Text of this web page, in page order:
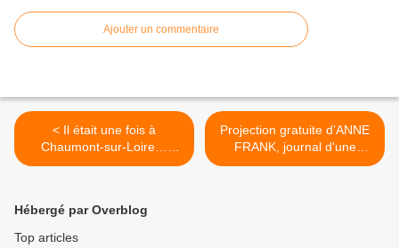
Ajouter un commentaire
< Il était une fois à
Chaumont-sur-Loire…
Contes de fées au Festival
2025
Projection gratuite d’ANNE
FRANK, journal d'une
adolescente d'ALEXANDRE
Hébergé par Overblog
Top articles